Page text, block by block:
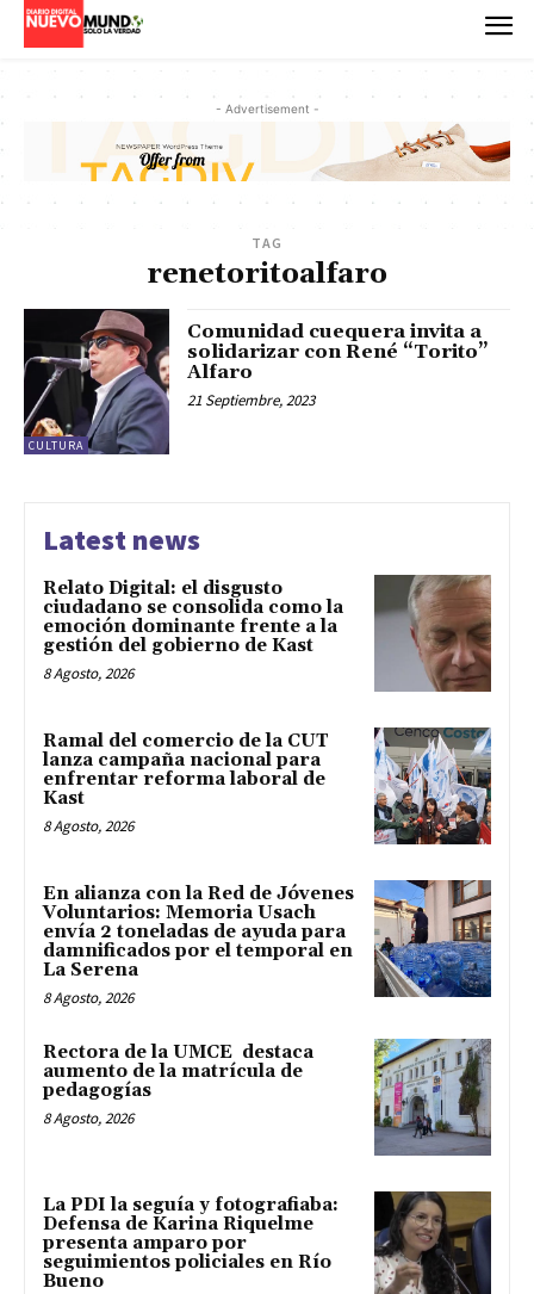
- Advertisement -
TAG
renetoritoalfaro
CULTURA
Comunidad cuequera invita a
solidarizar con René “Torito”
Alfaro
21 Septiembre, 2023
Latest news
Relato Digital: el disgusto
ciudadano se consolida como la
emoción dominante frente a la
gestión del gobierno de Kast
8 Agosto, 2026
Ramal del comercio de la CUT
lanza campaña nacional para
enfrentar reforma laboral de
Kast
8 Agosto, 2026
En alianza con la Red de Jóvenes
Voluntarios: Memoria Usach
envía 2 toneladas de ayuda para
damnificados por el temporal en
La Serena
8 Agosto, 2026
Rectora de la UMCE destaca
aumento de la matrícula de
pedagogías
8 Agosto, 2026
La PDI la seguía y fotografiaba:
Defensa de Karina Riquelme
presenta amparo por
seguimientos policiales en Río
Bueno